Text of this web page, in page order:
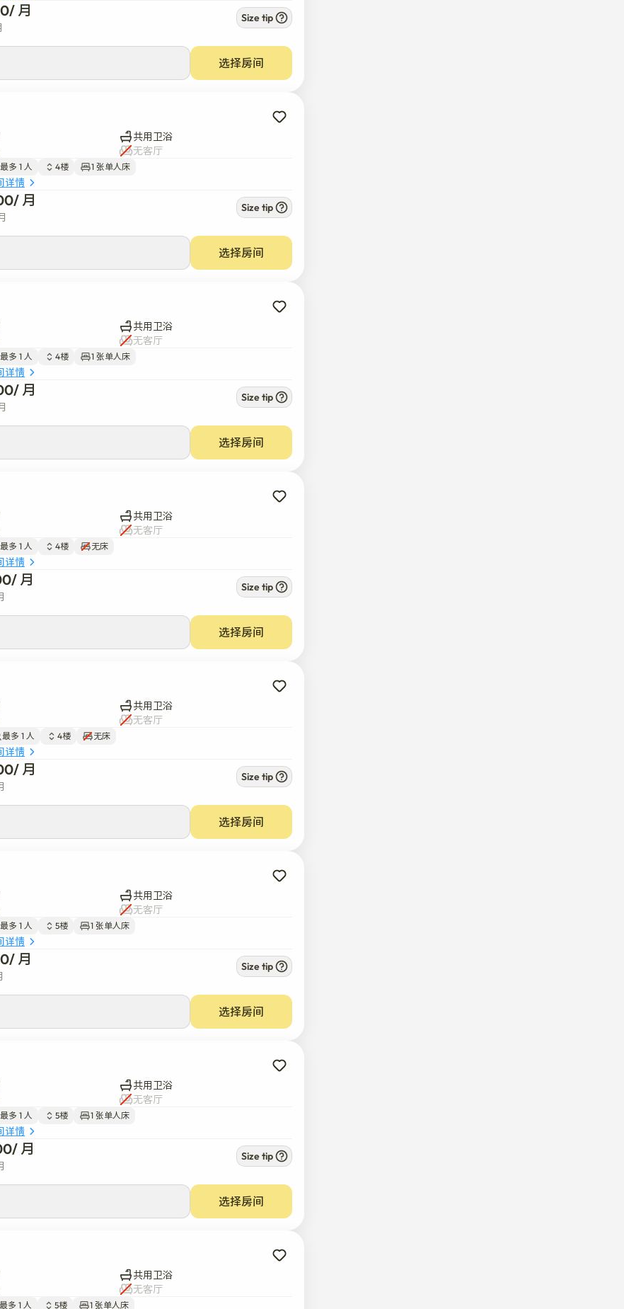
/ 月 Size tip
选择房间
共用卫浴
无客厅
最多 1 人 4楼 1 张单人床
详情
/ 月 Size tip
选择房间
共用卫浴
无客厅
最多 1 人 4楼 1 张单人床
详情
/ 月 Size tip
选择房间
共用卫浴
无客厅
最多 1 人 4楼 无床
详情
/ 月 Size tip
选择房间
共用卫浴
无客厅
最多 1 人 4楼 无床
详情
/ 月 Size tip
选择房间
共用卫浴
无客厅
最多 1 人 5楼 1 张单人床
详情
/ 月 Size tip
选择房间
共用卫浴
无客厅
最多 1 人 5楼 1 张单人床
详情
/ 月 Size tip
选择房间
共用卫浴
无客厅
最多 1 人 5楼 1 张单人床